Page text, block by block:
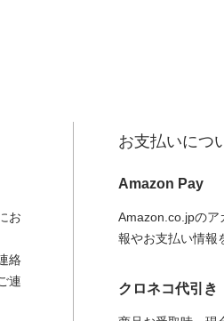
お
絡
連
お支払いにつ
Amazon Pay
Amazon.co.jpのア
報やお支払い情報
クロネコ代引き